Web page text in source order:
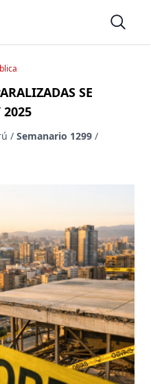
Open
SE
2025
/Semanario 1299 /